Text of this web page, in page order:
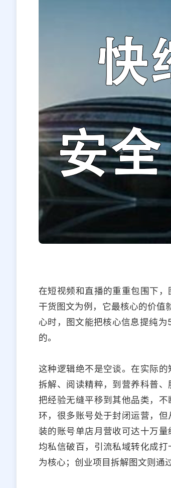
在短视频和直播的重重包围下
干货图文为例，它最核心的价值
心时，图文能把核心信息提纯
的。
这种逻辑绝不是空谈。在实际
拆解、阅读精粹，到营养科普
把经验无缝平移到其他品类，
环，很多账号处于封闭运营，
装的账号单店月营收可达十万
均私信破百，引流私域转化成
为核心；创业项目拆解图文则通